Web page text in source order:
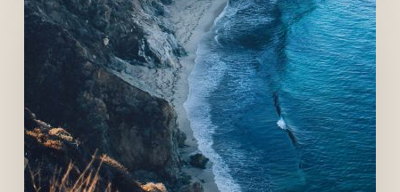
incredible
history
Queensland